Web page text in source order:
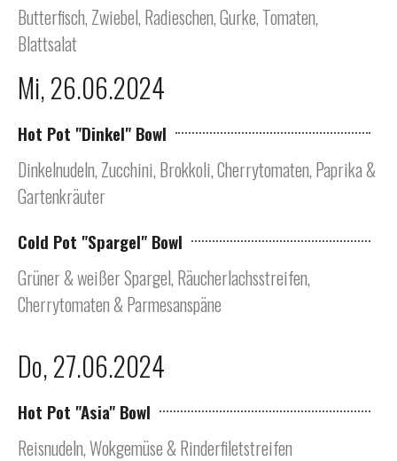
Butterfisch, Zwiebel, Radieschen, Gurke, Tomaten,
Blattsalat
Mi, 26.06.2024
Hot Pot "Dinkel" Bowl
Dinkelnudeln, Zucchini, Brokkoli, Cherrytomaten, Paprika &
Gartenkräuter
Cold Pot "Spargel" Bowl
Grüner & weißer Spargel, Räucherlachsstreifen,
Cherrytomaten & Parmesanspäne
Do, 27.06.2024
Hot Pot "Asia" Bowl
Reisnudeln, Wokgemüse & Rinderfiletstreifen